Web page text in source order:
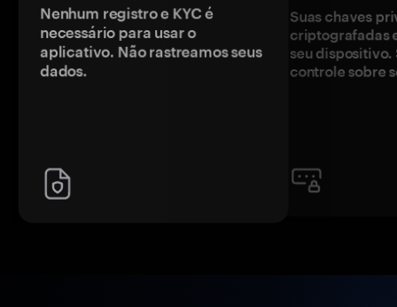
Nenhum registro e KYC é
necessário para usar o
aplicativo. Não rastreamos seus
dados.
Suas chaves
criptografadas
seu dispositivo.
controle sobre